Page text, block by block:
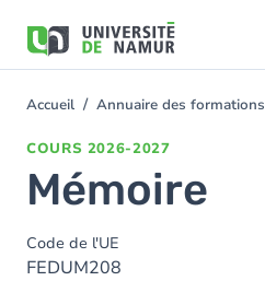
contenu
You
Accueil Annuaire des formations
COURS 2026-2027
Mémoire
Code de l'UE
FEDUM208